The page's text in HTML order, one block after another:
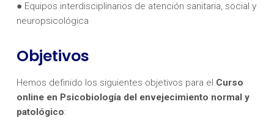
● Equipos interdisciplinarios de atención sanitaria, social y
neuropsicológica
Objetivos
Hemos definido los siguientes objetivos para el Curso
online en Psicobiología del envejecimiento normal y
patológico: